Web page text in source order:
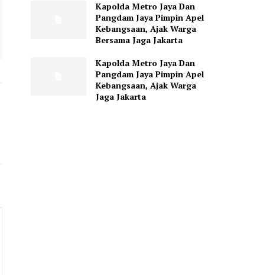
Kapolda Metro Jaya Dan
Pangdam Jaya Pimpin Apel
Kebangsaan, Ajak Warga
Bersama Jaga Jakarta
Kapolda Metro Jaya Dan
Pangdam Jaya Pimpin Apel
Kebangsaan, Ajak Warga
Jaga Jakarta